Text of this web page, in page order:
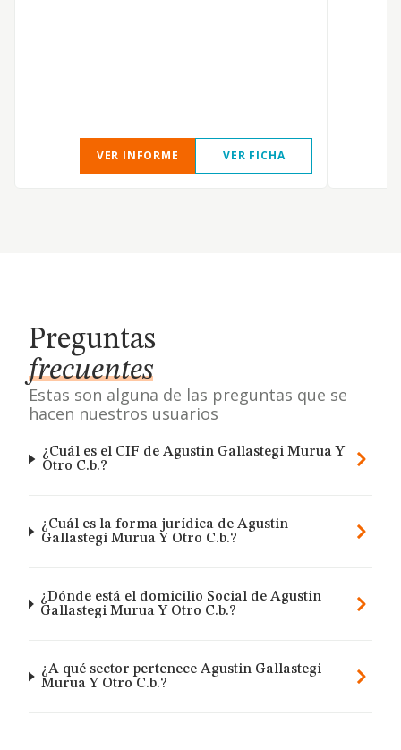
VER INFORME VER FICHA
Preguntas
frecuentes
Estas son alguna de las preguntas que se
hacen nuestros usuarios
¿Cuál es el CIF de Agustin Gallastegi Murua Y
Otro C.b.?
¿Cuál es la forma jurídica de Agustin
Gallastegi Murua Y Otro C.b.?
¿Dónde está el domicilio Social de Agustin
Gallastegi Murua Y Otro C.b.?
¿A qué sector pertenece Agustin Gallastegi
Murua Y Otro C.b.?